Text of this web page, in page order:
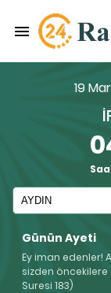
Günün Ayeti
Ey iman edenler!
sizden öncekilere
Suresi 183)
19